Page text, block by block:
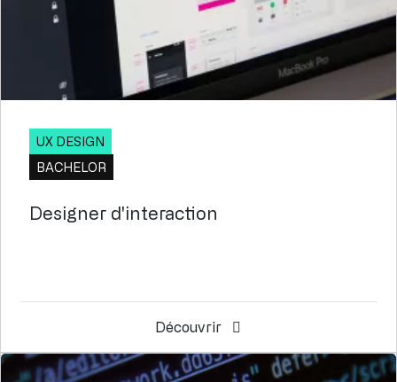
UX DESIGN
BACHELOR
Designer d'interaction
Découvrir